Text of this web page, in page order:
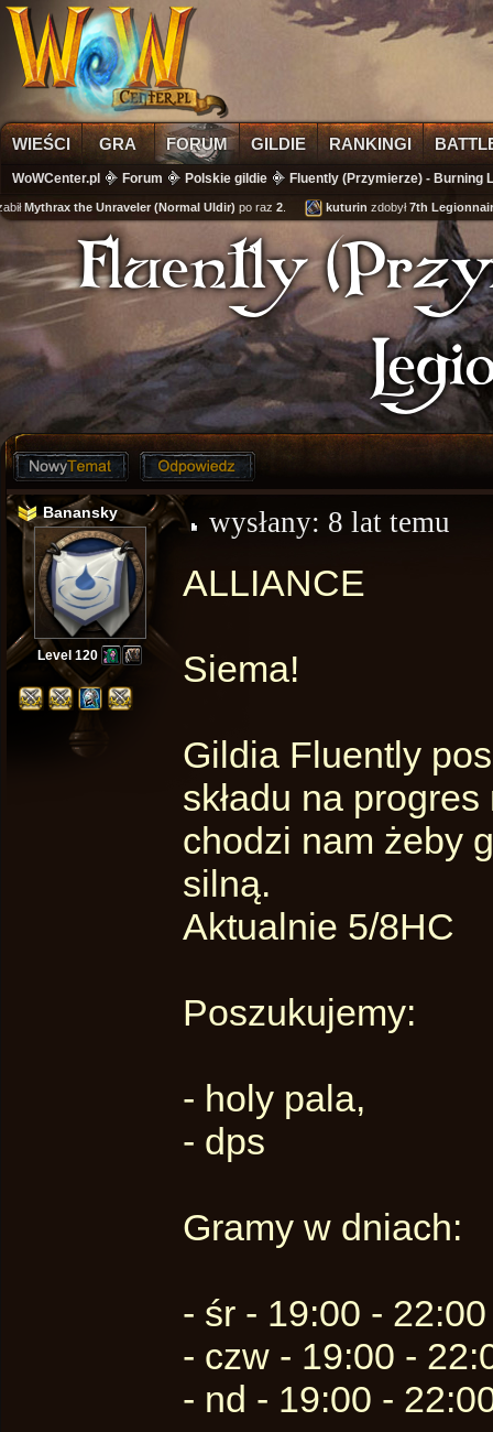
WIEŚCI GRA FORUM GILDIE RANKINGI
WoWCenter.pl Forum Polskie gildie Fluently (Przymierze) - Burning
Mythrax the Unraveler (Normal Uldir)po raz2. kuturinzdobył7th
Fluently
Banansky
Level 120
wysłany: 8 lat temu
ALLIANCE
Siema!
Gildia Fluently
składu na
chodzi nam żeby
silną.
Aktualnie 5/8HC
Poszukujemy:
- holy pala,
- dps
Gramy w dniach:
- śr - 19:00 - 22:00
- czw - 19:00 -
- nd - 19:00 -